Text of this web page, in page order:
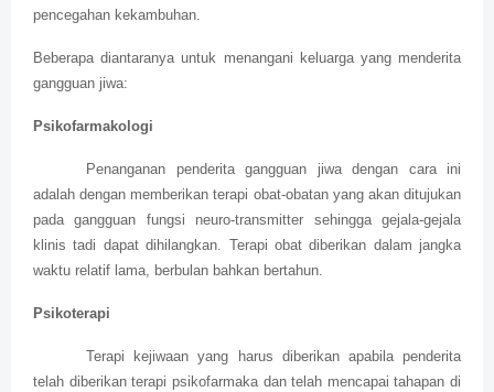
pencegahan kekambuhan.
Beberapa diantaranya untuk menangani keluarga yang menderita
gangguan jiwa:
Psikofarmakologi
Penanganan penderita gangguan jiwa dengan cara ini
adalah dengan memberikan terapi obat-obatan yang akan ditujukan
pada gangguan fungsi neuro-transmitter sehingga gejala-gejala
klinis tadi dapat dihilangkan. Terapi obat diberikan dalam jangka
waktu relatif lama, berbulan bahkan bertahun.
Psikoterapi
Terapi kejiwaan yang harus diberikan apabila penderita
telah diberikan terapi psikofarmaka dan telah mencapai tahapan di